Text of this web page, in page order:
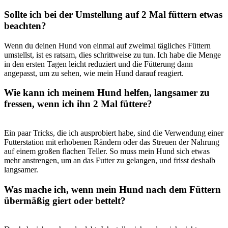
Sollte ⁢ich ‍bei der Umstellung auf 2 Mal füttern etwas
beachten?
Wenn du ⁢deinen Hund von einmal auf ⁣zweimal tägliches Füttern
umstellst, ist es ratsam, dies schrittweise zu ‍tun. ​Ich habe⁣ die Menge
in den ersten Tagen leicht​ reduziert und die Fütterung dann
angepasst, um​ zu​ sehen, wie mein Hund⁤ darauf reagiert.
Wie kann ich meinem Hund helfen, ​langsamer zu
fressen,‌ wenn ich ⁣ihn 2‍ Mal ​füttere?
Ein paar⁤ Tricks, die ich ausprobiert habe, sind die Verwendung einer
‍Futterstation‍ mit⁤ erhobenen⁢ Rändern oder das Streuen der Nahrung​
auf einem großen⁤ flachen Teller.‌ So muss mein⁣ Hund sich ​etwas
mehr ⁤anstrengen, um an das Futter zu ⁤gelangen, und frisst deshalb
langsamer.
Was ⁤mache ich, wenn mein ‍Hund​ nach⁢ dem Füttern
übermäßig giert oder bettelt?